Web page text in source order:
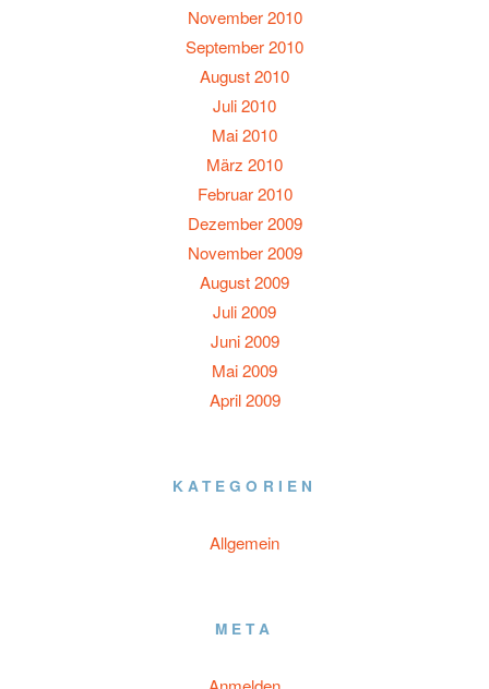
November 2010
September 2010
August 2010
Juli 2010
Mai 2010
März 2010
Februar 2010
Dezember 2009
November 2009
August 2009
Juli 2009
Juni 2009
Mai 2009
April 2009
KATEGORIEN
Allgemein
META